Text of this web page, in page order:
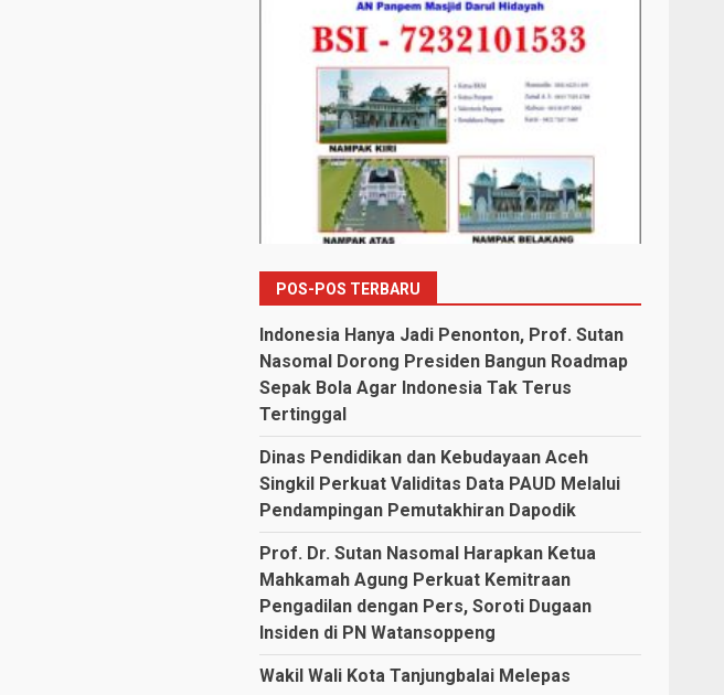
POS-POS TERBARU
Indonesia Hanya Jadi Penonton, Prof. Sutan
Nasomal Dorong Presiden Bangun Roadmap
Sepak Bola Agar Indonesia Tak Terus
Tertinggal
Dinas Pendidikan dan Kebudayaan Aceh
Singkil Perkuat Validitas Data PAUD Melalui
Pendampingan Pemutakhiran Dapodik
Prof. Dr. Sutan Nasomal Harapkan Ketua
Mahkamah Agung Perkuat Kemitraan
Pengadilan dengan Pers, Soroti Dugaan
Insiden di PN Watansoppeng
Wakil Wali Kota Tanjungbalai Melepas